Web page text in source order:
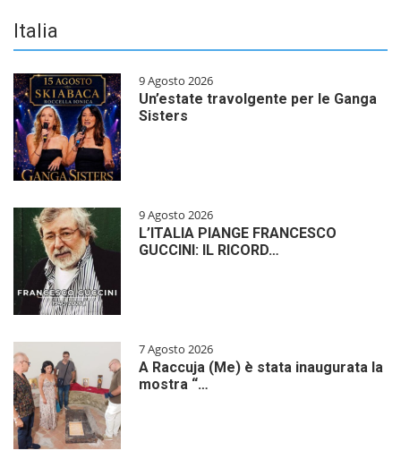
Italia
9 Agosto 2026
Un’estate travolgente per le Ganga
Sisters
9 Agosto 2026
L’ITALIA PIANGE FRANCESCO
GUCCINI: IL RICORD…
7 Agosto 2026
A Raccuja (Me) è stata inaugurata la
mostra “…